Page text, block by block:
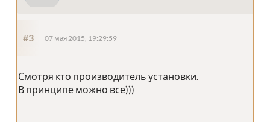
#3 07 мая 2015, 19:29:59
Смотря кто производитель установки.
В принципе можно все)))